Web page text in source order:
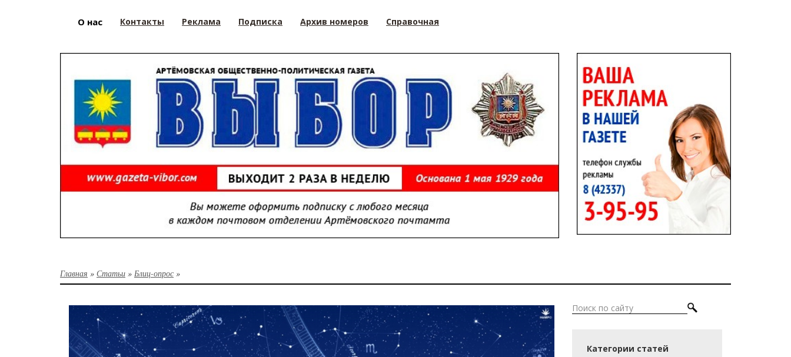
О нас Контакты Реклама Подписка Архив номеров Справочная
Главная » Статьи » Блиц-опрос »
Категории статей